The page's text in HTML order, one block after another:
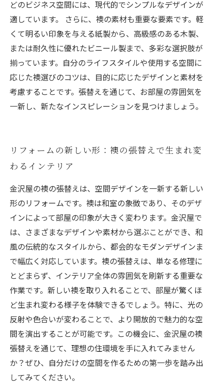
どのビジネス空間には、現代的でシンプルなデザインが
適しています。 さらに、襖の素材も重要な要素です。軽
くて明るい印象を与える紙製から、高級感のある木製、
または耐久性に優れたビニール製まで、多彩な選択肢が
揃っています。自分のライフスタイルや使用する空間に
応じた襖選びのコツは、目的に応じたデザインと素材を
考慮することです。張替えを通じて、お部屋の雰囲気を
一新し、新たなインスピレーションを見つけましょう。
リフォームの新しい形：襖の張替えで生まれ変
わるインテリア
金沢屋の襖の張替えは、空間デザインを一新する新しい
形のリフォームです。襖は和室の象徴であり、そのデザ
インによって部屋の印象が大きく変わります。金沢屋で
は、さまざまなデザインや素材から選ぶことができ、和
風の伝統的なスタイルから、都会的なモダンデザインま
で幅広く対応しています。襖の張替えは、単なる修理に
とどまらず、インテリア全体の雰囲気を刷新する重要な
作業です。新しい襖を取り入れることで、部屋が驚くほ
ど生まれ変わる様子を体験できるでしょう。特に、光の
反射や色合いが変わることで、より開放的で魅力的な空
間を演出することが可能です。この機会に、金沢屋の襖
張替えを通じて、理想の住環境を手に入れてみません
か？ぜひ、自分だけの空間を作るための第一歩を踏み出
してみてください。